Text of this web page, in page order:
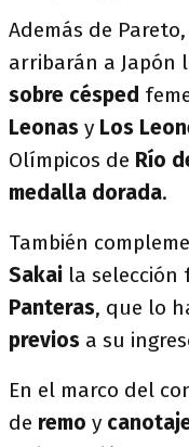
Además de
arribarán a Japón
sobre césped
Leonas y Los
Olímpicos de Río
medalla dorada.
También
Sakai la selección
Panteras, que lo
previos a su
En el marco del
de remo y